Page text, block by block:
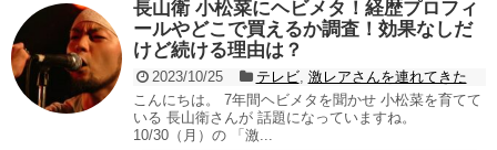
長山衛 小松菜にヘビメタ！経歴プロフィ
ールやどこで買えるか調査！効果なしだ
けど続ける理由は？
2023/10/25 テレビ, 激レアさんを連れてきた
こんにちは。 7年間ヘビメタを聞かせ 小松菜を育てて
いる 長山衛さんが 話題になっていますね。
10/30（月）の 「激...